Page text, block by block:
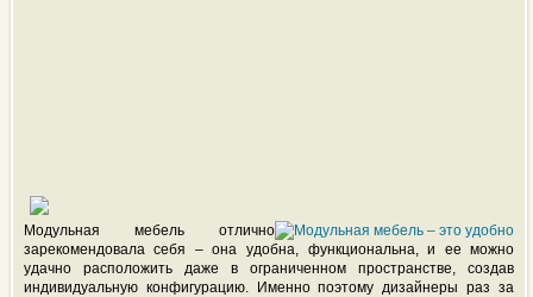
Модульная мебель отлично
зарекомендовала себя – она удобна, функциональна, и ее можно
удачно расположить даже в ограниченном пространстве, создав
индивидуальную конфигурацию. Именно поэтому дизайнеры раз за